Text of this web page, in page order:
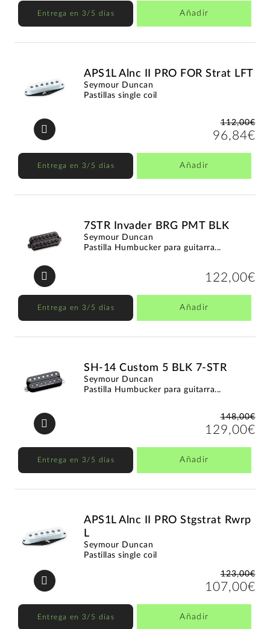
Entrega en 3/5 días Añadir
APS1L Alnc II PRO FOR Strat LFT
Seymour Duncan
Pastillas single coil
112,00€
96,84€
Entrega en 3/5 días Añadir
7STR Invader BRG PMT BLK
Seymour Duncan
Pastilla Humbucker para guitarra...
122,00€
Entrega en 3/5 días Añadir
SH-14 Custom 5 BLK 7-STR
Seymour Duncan
Pastilla Humbucker para guitarra...
148,00€
129,00€
Entrega en 3/5 días Añadir
APS1L Alnc II PRO Stgstrat Rwrp
L
Seymour Duncan
Pastillas single coil
123,00€
107,00€
Entrega en 3/5 días Añadir